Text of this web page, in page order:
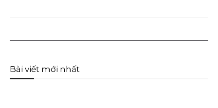
Bài viết mới nhất